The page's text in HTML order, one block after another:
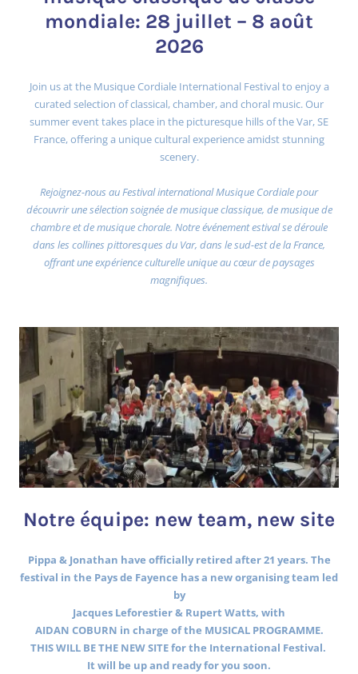
mondiale: 28 juillet – 8 août
2026
Join us at the Musique Cordiale International Festival to enjoy a
curated selection of classical, chamber, and choral music. Our
summer event takes place in the picturesque hills of the Var, SE
France, offering a unique cultural experience amidst stunning
scenery.
Rejoignez-nous au Festival international Musique Cordiale pour
découvrir une sélection soignée de musique classique, de musique de
chambre et de musique chorale. Notre événement estival se déroule
dans les collines pittoresques du Var, dans le sud-est de la France,
offrant une expérience culturelle unique au cœur de paysages
magnifiques.
Notre équipe: new team, new site
Pippa & Jonathan have officially retired after 21 years. The
festival in the Pays de Fayence has a new organising team led
by
Jacques Leforestier & Rupert Watts, with
AIDAN COBURN in charge of the MUSICAL PROGRAMME.
THIS WILL BE THE NEW SITE for the International Festival.
It will be up and ready for you soon.